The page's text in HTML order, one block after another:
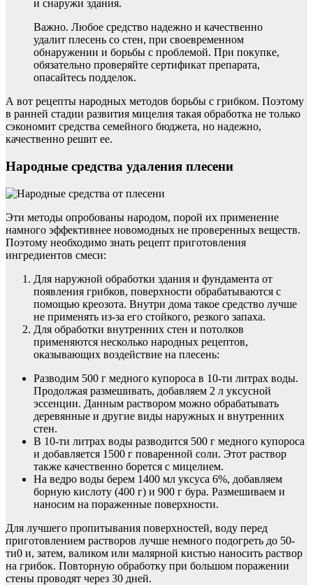
и снаружи здания.
Важно. Любое средство надежно и качественно
удалит плесень со стен, при своевременном
обнаружении и борьбы с проблемой. При покупке,
обязательно проверяйте сертификат препарата,
опасайтесь подделок.
А вот рецепты народных методов борьбы с грибком. Поэтому
в ранней стадии развития мицелия такая обработка не только
сэкономит средства семейного бюджета, но надежно,
качественно решит ее.
Народные средства удаления плесени
Эти методы опробованы народом, порой их применение
намного эффективнее новомодных не проверенных веществ.
Поэтому необходимо знать рецепт приготовления
ингредиентов смеси:
Для наружной обработки здания и фундамента от
появления грибков, поверхности обрабатываются с
помощью креозота. Внутри дома такое средство лучше
не применять из-за его стойкого, резкого запаха.
Для обработки внутренних стен и потолков
применяются несколько народных рецептов,
оказывающих воздействие на плесень:
Разводим 500 г медного купороса в 10-ти литрах воды.
Продолжая размешивать, добавляем 2 л уксусной
эссенции. Данным раствором можно обрабатывать
деревянные и другие виды наружных и внутренних
стен.
В 10-ти литрах воды разводится 500 г медного купороса
и добавляется 1500 г поваренной соли. Этот раствор
также качественно борется с мицелием.
На ведро воды берем 1400 мл уксуса 6%, добавляем
борную кислоту (400 г) и 900 г бура. Размешиваем и
наносим на пораженные поверхности.
Для лучшего пропитывания поверхностей, воду перед
приготовлением растворов лучше немного подогреть до 50-
ти0 и, затем, валиком или малярной кистью наносить раствор
на грибок. Повторную обработку при большом поражении
стены проводят через 30 дней.